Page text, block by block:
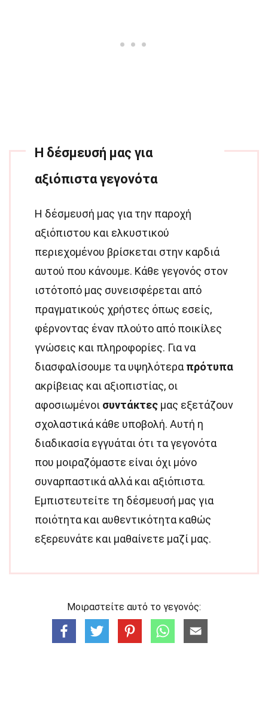
Η δέσμευσή μας για
αξιόπιστα γεγονότα
Η δέσμευσή μας για την παροχή
αξιόπιστου και ελκυστικού
περιεχομένου βρίσκεται στην καρδιά
αυτού που κάνουμε. Κάθε γεγονός στον
ιστότοπό μας συνεισφέρεται από
πραγματικούς χρήστες όπως εσείς,
φέρνοντας έναν πλούτο από ποικίλες
γνώσεις και πληροφορίες. Για να
διασφαλίσουμε τα υψηλότερα πρότυπα
ακρίβειας και αξιοπιστίας, οι
αφοσιωμένοι συντάκτες μας εξετάζουν
σχολαστικά κάθε υποβολή. Αυτή η
διαδικασία εγγυάται ότι τα γεγονότα
που μοιραζόμαστε είναι όχι μόνο
συναρπαστικά αλλά και αξιόπιστα.
Εμπιστευτείτε τη δέσμευσή μας για
ποιότητα και αυθεντικότητα καθώς
εξερευνάτε και μαθαίνετε μαζί μας.
Μοιραστείτε αυτό το γεγονός: